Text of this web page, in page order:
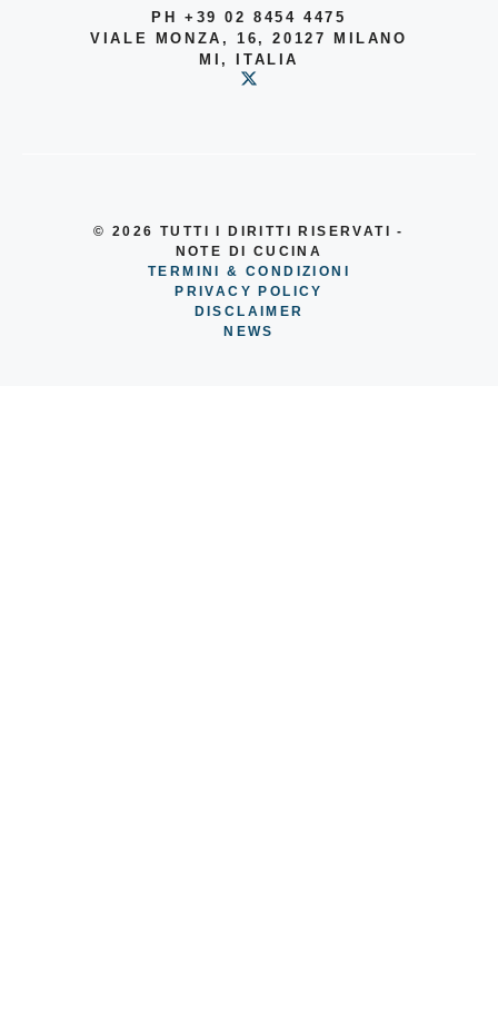
PH +39 02 8454 4475
VIALE MONZA, 16, 20127 MILANO
MI, ITALIA
© 2026 TUTTI I DIRITTI RISERVATI -
NOTE DI CUCINA
TERMINI & CONDIZIONI
PRIVACY POLICY
DISCLAIMER
NEWS